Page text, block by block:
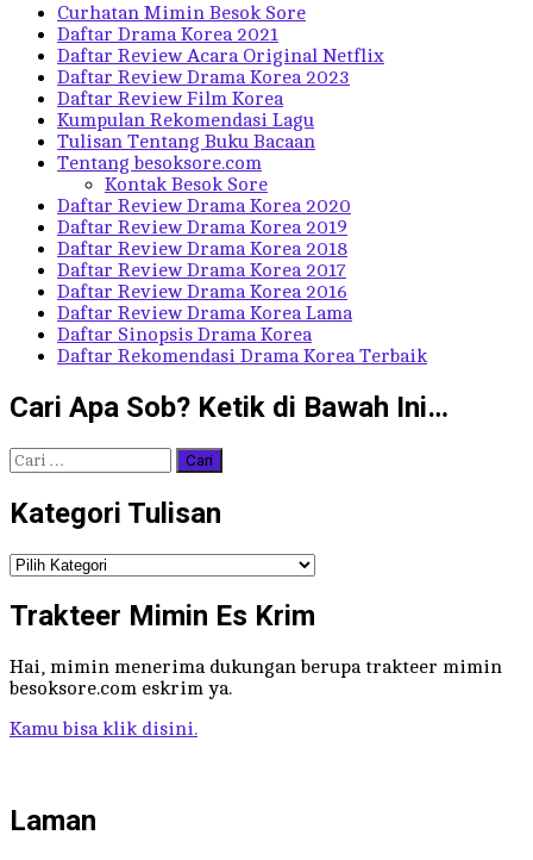
Curhatan Mimin Besok Sore
Daftar Drama Korea 2021
Daftar Review Acara Original Netflix
Daftar Review Drama Korea 2023
Daftar Review Film Korea
Kumpulan Rekomendasi Lagu
Tulisan Tentang Buku Bacaan
Tentang besoksore.com
Kontak Besok Sore
Daftar Review Drama Korea 2020
Daftar Review Drama Korea 2019
Daftar Review Drama Korea 2018
Daftar Review Drama Korea 2017
Daftar Review Drama Korea 2016
Daftar Review Drama Korea Lama
Daftar Sinopsis Drama Korea
Daftar Rekomendasi Drama Korea Terbaik
Cari Apa Sob? Ketik di Bawah Ini…
Cari
untuk:
Kategori Tulisan
Kategori
Trakteer Mimin Es Krim
Hai, mimin menerima dukungan berupa trakteer mimin
besoksore.com eskrim ya.
Kamu bisa klik disini.
Laman